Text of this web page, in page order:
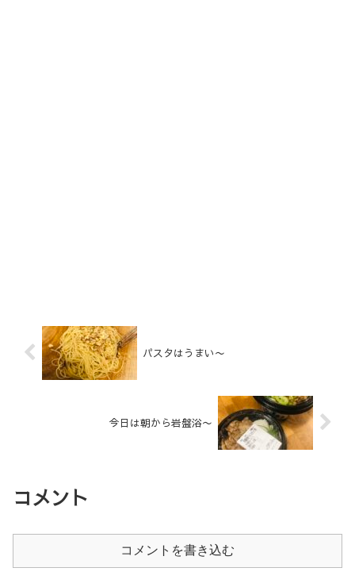
パスタはうまい〜
今日は朝から岩盤浴〜
コメント
コメントを書き込む